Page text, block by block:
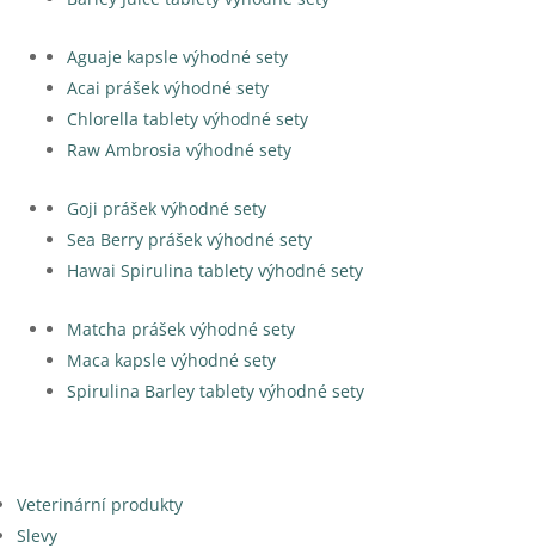
Aguaje kapsle výhodné sety
Acai prášek výhodné sety
Chlorella tablety výhodné sety
Raw Ambrosia výhodné sety
Goji prášek výhodné sety
Sea Berry prášek výhodné sety
Hawai Spirulina tablety výhodné sety
Matcha prášek výhodné sety
Maca kapsle výhodné sety
Spirulina Barley tablety výhodné sety
Veterinární produkty
Slevy